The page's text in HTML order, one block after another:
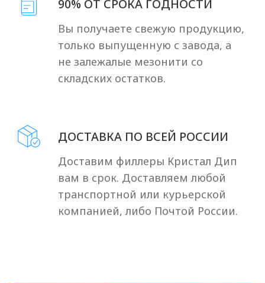
Crystal Deep –
современный
филлер для
косметологов
Купить Crystal Deep по выгодной цене
Кристал дип филлер – инновационный
препарат для контурной пластики и
коррекции возрастных изменений.
Благодаря уникальному составу, он
обеспечивает естественный эффект
омоложения, минимальный риск